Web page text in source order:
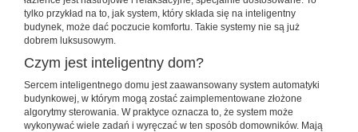
tylko przykład na to, jak system, który składa się na inteligentny
budynek, może dać poczucie komfortu. Takie systemy nie są już
dobrem luksusowym.
Czym jest inteligentny dom?
Sercem inteligentnego domu jest zaawansowany system automatyki
budynkowej, w którym mogą zostać zaimplementowane złożone
algorytmy sterowania. W praktyce oznacza to, że system może
wykonywać wiele zadań i wyręczać w ten sposób domowników. Mają